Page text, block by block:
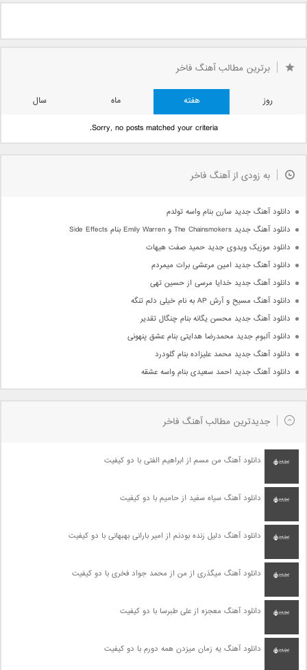
برترین مطالب آهنگ فاخر
روز هفته ماه
سال
Sorry, no posts matched your criteria.
به زودی از آهنگ فاخر
دانلود آهنگ جدید سارن بنام واسه تولدم
دانلود آهنگ جدید The Chainsmokers و Emily Warren بنام Side Effects
دانلود موزیک ویدوی جدید حمید صفت هیهات
دانلود آهنگ جدید امین مرعشی برات میمردم
دانلود آهنگ جدید خدایا مرسی از حسین تهی
دانلود آهنگ مسیح و آرش AP به نام خیلی دلم تنگه
دانلود آهنگ جدید محسن یگانه بنام چنگال تقدیر
دانلود آلبوم جدید محمدرضا هدایتی بنام عشق پنهونی
دانلود آهنگ جدید محمد علیزاده بنام گلودرد
دانلود آهنگ جدید احمد سعیدی بنام واسه عشقه
جدیدترین مطالب آهنگ فاخر
دانلود آهنگ من مسم از ابراهیم الفتی با دو کیفیت
دانلود آهنگ سیاه سفید از حامیم با دو کیفیت
دانلود آهنگ دلیل زنده بودنم از امیر بارانی بهبهانی با دو کیفیت
دانلود آهنگ میگذری از من از محمد جواد فخری با دو کیفیت
دانلود آهنگ معجزه از علی طبرسا با دو کیفیت
دانلود آهنگ یه زمان میزدن همه دورم با دو کیفیت